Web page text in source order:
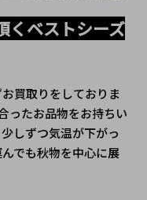
くベストシーズ
買取りをしておりま
ったお品物をお持ちい
しずつ気温が下がっ
でも秋物を中心に展